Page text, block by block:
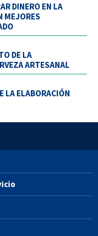
DINERO EN LA
MEJORES
DE LA
ARTESANAL
LA ELABORACIÓN